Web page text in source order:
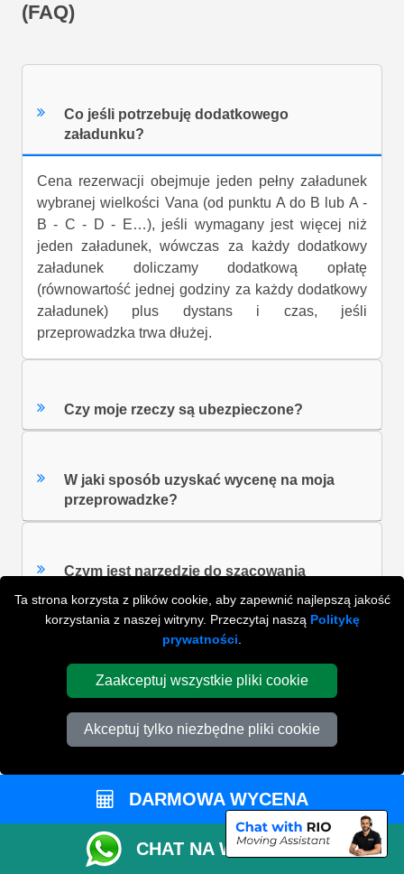
Ta strona korzysta z plików cookie, aby zapewnić najlepszą jakość
korzystania z naszej witryny. Przeczytaj naszą Politykę
prywatności
Zaakceptuj wszystkie pliki cookie
Akceptuj tylko niezbędne pliki cookie
(FAQ)
Co jeśli potrzebuję dodatkowego
załadunku?
Cena rezerwacji obejmuje jeden pełny załadunek
wybranej wielkości Vana (od punktu A do B lub A -
B - C - D - E…), jeśli wymagany jest więcej niż
jeden załadunek, wówczas za każdy dodatkowy
załadunek doliczamy dodatkową opłatę
(równowartość jednej godziny za każdy dodatkowy
załadunek) plus dystans i czas, jeśli
przeprowadzka trwa dłużej.
Czy moje rzeczy są ubezpieczone?
W jaki sposób uzyskać wycenę na moja
przeprowadzke?
Czym jest narzędzie do szacowania
W jaki sposób mogę zmienić szczegóły
wyceny?
WYSZUKAJ W NAJCZĘŚCIEJ ZADAWANYCH
PYTANIACH
DARMOWA WYCENA
CHAT NA WHATSAPP